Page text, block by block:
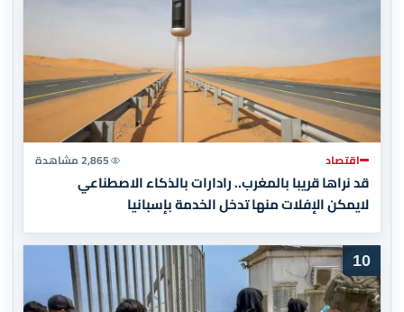
اقتصاد 2,865 مشاهدة
قد نراها قريبا بالمغرب.. رادارات بالذكاء الاصطناعي
لايمكن الإفلات منها تدخل الخدمة بإسبانيا
10